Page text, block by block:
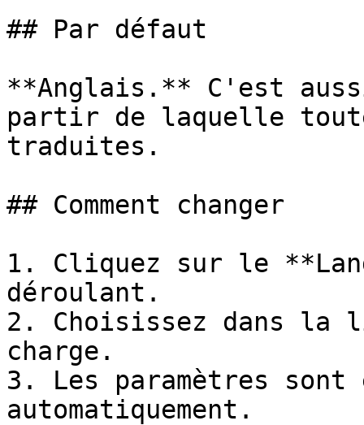
## Par défaut
**Anglais.** C'est
partir de laquelle
traduites.
## Comment changer
1. Cliquez sur le
déroulant.
2. Choisissez dans la
charge.
3. Les paramètres sont
automatiquement.